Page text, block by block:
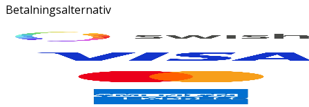
Betalningsalternativ